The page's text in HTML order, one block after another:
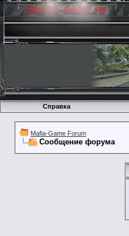
Справка
Mafia-Game Forum
Сообщение форума